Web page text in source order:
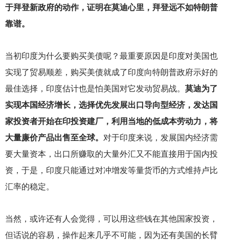
于拜登新政府的动作，证明在莫迪心里，拜登远不如特朗普
靠谱。
当初印度为什么要购买美债呢？最重要原因是印度对美国也
实现了贸易顺差，购买美债就成了印度向特朗普政府示好的
最佳选择，印度估计也是怕美国对它发动贸易战。 莫迪为了
实现本国经济增长，选择优先发展出口导向型经济，发达国
家投资者开始在印投资建厂，利用当地的低成本劳动力，将
大量廉价产品出售至全球。 对于印度来说，发展国内经济需
要大量资本，出口所赚取的大量外汇又不能直接用于国内投
资，于是，印度只能通过对冲增发等量货币的方式维持卢比
汇率的稳定。
当然，或许还有人会觉得，可以用这些钱在其他国家投资，
但话说的容易，操作起来几乎不可能，因为还有美国的长臂